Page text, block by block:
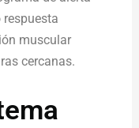
muscular
cercanas.